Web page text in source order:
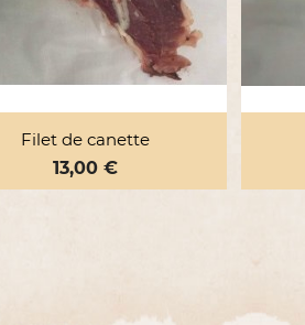
Filet de canette
Prix
13,00 €
Aperçu rapide